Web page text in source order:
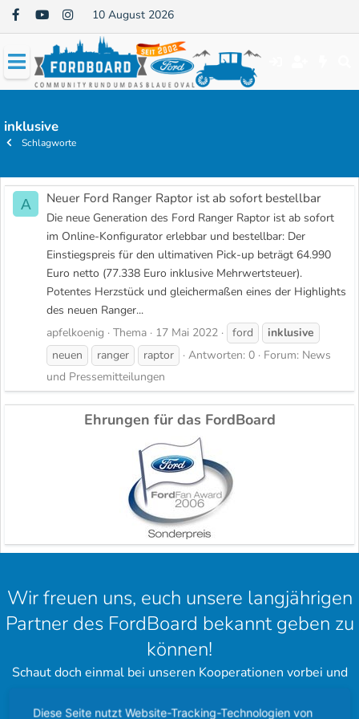
10 August 2026
inklusive
Schlagworte
A Neuer Ford Ranger Raptor ist ab sofort bestellbar
Die neue Generation des Ford Ranger Raptor ist ab sofort
im Online-Konfigurator erlebbar und bestellbar: Der
Einstiegspreis für den ultimativen Pick-up beträgt 64.990
Euro netto (77.338 Euro inklusive Mehrwertsteuer).
Potentes Herzstück und gleichermaßen eines der Highlights
des neuen Ranger...
apfelkoenig
Thema 17 Mai 2022 ford
inklusive
neuen
ranger raptor Antworten: 0 Forum: News
und Pressemitteilungen
Ehrungen für das FordBoard
Wir freuen uns, euch unsere langjährigen
Partner des FordBoard bekannt geben zu
können!
Schaut doch einmal bei unseren Kooperationen vorbei und
Diese Seite nutzt Website-Tracking-Technologien von